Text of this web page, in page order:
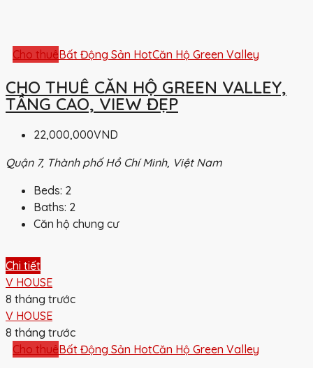
Cho thuêBất Động Sản HotCăn Hộ Green Valley
CHO THUÊ CĂN HỘ GREEN VALLEY,
TẦNG CAO, VIEW ĐẸP
22,000,000VND
Quận 7, Thành phố Hồ Chí Minh, Việt Nam
Beds: 2
Baths: 2
Căn hộ chung cư
Chi tiết
V HOUSE
8 tháng trước
V HOUSE
8 tháng trước
Cho thuêBất Động Sản HotCăn Hộ Green Valley